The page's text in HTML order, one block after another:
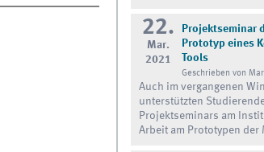
22.
Mar.
2021
Projektseminar
Prototyp eines
Tools
Geschrieben von
Auch im vergangenen
unterstützten
Projektseminars am
Arbeit am Prototypen der